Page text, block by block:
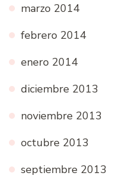
marzo 2014
febrero 2014
enero 2014
diciembre 2013
noviembre 2013
octubre 2013
septiembre 2013